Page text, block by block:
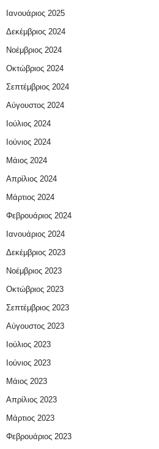
Ιανουάριος 2025
Δεκέμβριος 2024
Νοέμβριος 2024
Οκτώβριος 2024
Σεπτέμβριος 2024
Αύγουστος 2024
Ιούλιος 2024
Ιούνιος 2024
Μάιος 2024
Απρίλιος 2024
Μάρτιος 2024
Φεβρουάριος 2024
Ιανουάριος 2024
Δεκέμβριος 2023
Νοέμβριος 2023
Οκτώβριος 2023
Σεπτέμβριος 2023
Αύγουστος 2023
Ιούλιος 2023
Ιούνιος 2023
Μάιος 2023
Απρίλιος 2023
Μάρτιος 2023
Φεβρουάριος 2023